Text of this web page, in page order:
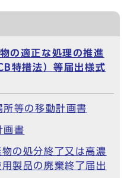
の適正な処理の推進
特措法）等届出様式
等の移動計画書
画書
の処分終了又は高濃
製品の廃棄終了届出